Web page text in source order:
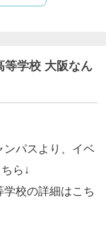
等学校 大阪なん
パスより、イベ
ら↓
の詳細はこち